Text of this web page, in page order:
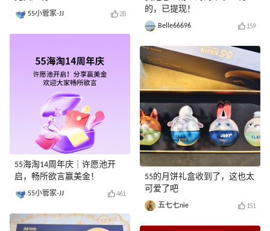
55小管家-JJ 28
55海淘14周年庆｜许愿池开
启，畅所欲言赢美金！
55小管家-JJ 461
的，已提现！
Belle66696 159
55的月饼礼盒收到了，这也太
可爱了吧
五七七nie 151